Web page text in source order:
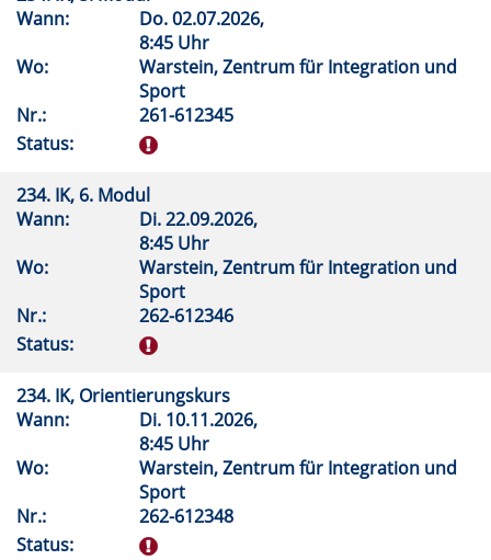
Wann:
Do.02.07.2026,
8:45 Uhr
Wo:
Warstein, Zentrum für Integration und
Sport
Nr.:
261-612345
Status:
234. IK, 6. Modul
Wann:
Di.22.09.2026,
8:45 Uhr
Wo:
Warstein, Zentrum für Integration und
Sport
Nr.:
262-612346
Status:
234. IK, Orientierungskurs
Wann:
Di. 10.11.2026,
8:45 Uhr
Wo:
Warstein, Zentrum für Integration und
Sport
Nr.:
262-612348
Status: